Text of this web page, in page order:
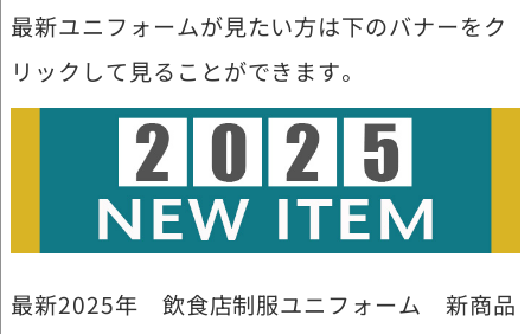
最新ユニフォームが見たい方は下のバナーをク
リックして見ることができます。
最新2025年 飲食店制服ユニフォーム 新商品